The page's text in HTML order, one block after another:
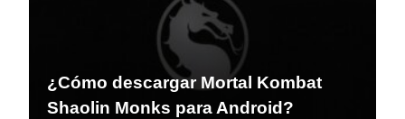
¿Cómo descargar Mortal Kombat
Shaolin Monks para Android?